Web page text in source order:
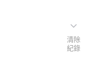
清除
紀錄